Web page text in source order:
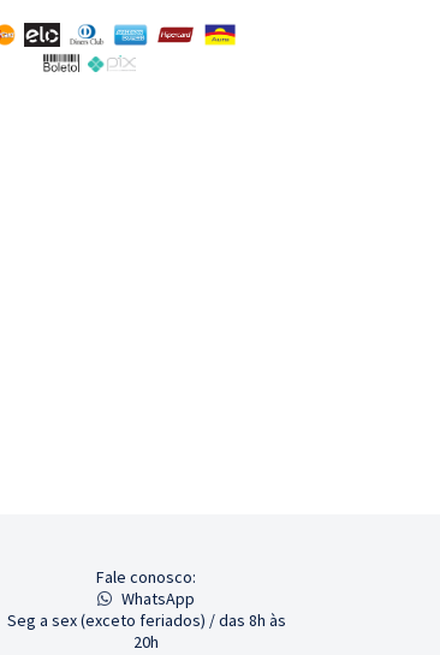
Fale conosco:
WhatsApp
Seg a sex (exceto feriados) / das 8h às
20h